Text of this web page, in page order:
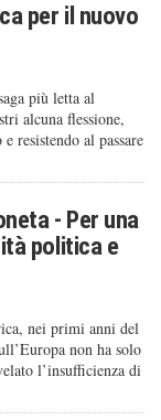
per il nuovo
più letta al
alcuna flessione,
resistendo al passare
- Per una
politica e
nei primi anni del
non ha solo
l’insufficienza di